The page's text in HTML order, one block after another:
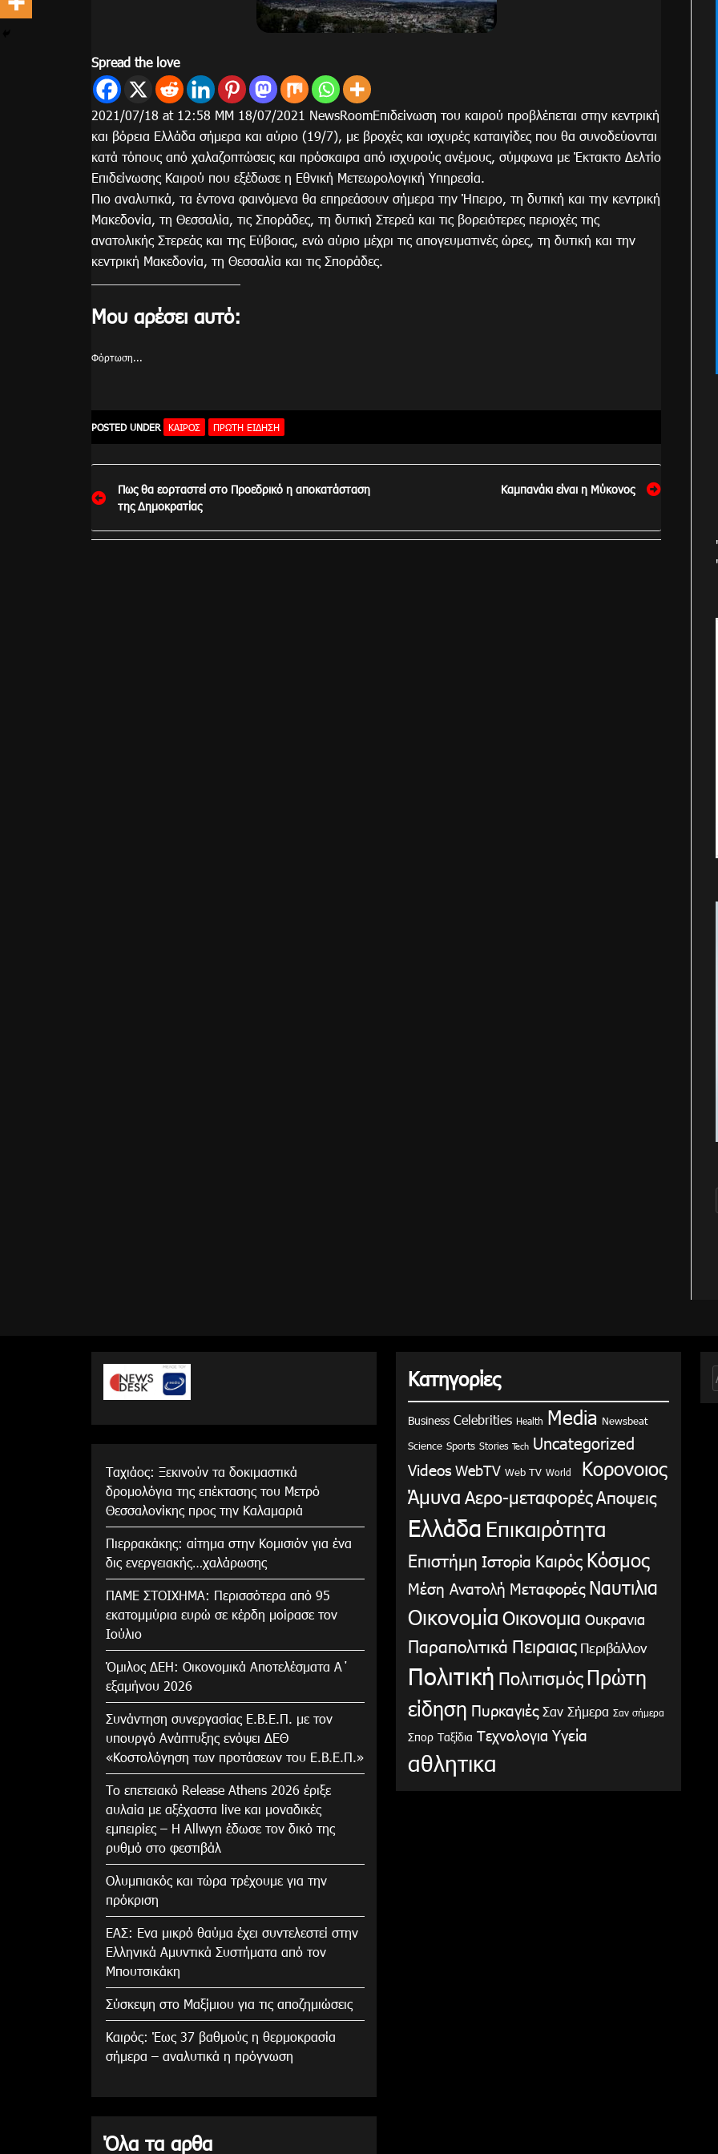
Spread the love
2021/07/18 at 12:58 ΜΜ 18/07/2021 NewsRoomΕπιδείνωση του καιρού προβλέπεται στην κεντρική
και βόρεια Ελλάδα σήμερα και αύριο (19/7), με βροχές και ισχυρές καταιγίδες που θα συνοδεύονται
κατά τόπους από χαλαζοπτώσεις και πρόσκαιρα από ισχυρούς ανέμους, σύμφωνα με Έκτακτο Δελτίο
Επιδείνωσης Καιρού που εξέδωσε η Εθνική Μετεωρολογική Υπηρεσία.
Πιο αναλυτικά, τα έντονα φαινόμενα θα επηρεάσουν σήμερα την Ήπειρο, τη δυτική και την κεντρική
Μακεδονία, τη Θεσσαλία, τις Σποράδες, τη δυτική Στερεά και τις βορειότερες περιοχές της
ανατολικής Στερεάς και της Εύβοιας, ενώ αύριο μέχρι τις απογευματινές ώρες, τη δυτική και την
κεντρική Μακεδονία, τη Θεσσαλία και τις Σποράδες.
Μου αρέσει αυτό:
Φόρτωση...
POSTED UNDER ΚΑΙΡΌΣ ΠΡΏΤΗ ΕΊΔΗΣΗ
Πλοήγηση
άρθρων
Πως θα εορταστεί στο Προεδρικό η αποκατάσταση
της Δημοκρατίας
Καμπανάκι είναι η Μύκονος
Tαχιάος: Ξεκινούν τα δοκιμαστικά
δρομολόγια της επέκτασης του Μετρό
Θεσσαλονίκης προς την Καλαμαριά
Πιερρακάκης: αίτημα στην Κομισιόν για ένα
δις ενεργειακής…χαλάρωσης
ΠΑΜΕ ΣΤΟΙΧΗΜΑ: Περισσότερα από 95
εκατομμύρια ευρώ σε κέρδη μοίρασε τον
Ιούλιο
Όμιλος ΔΕΗ: Οικονομικά Αποτελέσματα Α΄
εξαμήνου 2026
Συνάντηση συνεργασίας Ε.Β.Ε.Π. με τον
υπουργό Ανάπτυξης ενόψει ΔΕΘ
«Κοστολόγηση των προτάσεων του Ε.Β.Ε.Π.»
Το επετειακό Release Athens 2026 έριξε
αυλαία με αξέχαστα live και μοναδικές
εμπειρίες – Η Allwyn έδωσε τον δικό της
ρυθμό στο φεστιβάλ
Ολυμπιακός και τώρα τρέχουμε για την
πρόκριση
ΕΑΣ: Ενα μικρό θαύμα έχει συντελεστεί στην
Ελληνικά Αμυντικά Συστήματα από τον
Μπουτσικάκη
Σύσκεψη στο Μαξίμιου για τις αποζημιώσεις
Καιρός: Έως 37 βαθμούς η θερμοκρασία
σήμερα – αναλυτικά η πρόγνωση
Όλα τα αρθα
Κατηγορίες
Business Celebrities Health Media Newsbeat
Science Sports Stories Tech Uncategorized
Videos WebTV Web TV World
Κορονοιος
Άμυνα Αερο-μεταφορέςΑποψεις
Ελλάδα Επικαιρότητα
Επιστήμη Ιστορία Καιρός Κόσμος
Μέση Ανατολή Μεταφορές Ναυτιλια
Οικονομία Οικονομια Ουκρανια
Παραπολιτικά Πειραιας Περιβάλλον
Πολιτική Πολιτισμός Πρώτη
είδηση Πυρκαγιές Σαν Σήμερα Σαν σήμερα
Σπορ Ταξίδια Τεχνολογια Υγεία
αθλητικα